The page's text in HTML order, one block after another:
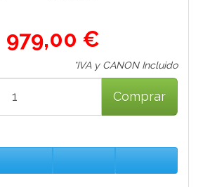
979,00 €
*IVA y CANON Incluido
Comprar